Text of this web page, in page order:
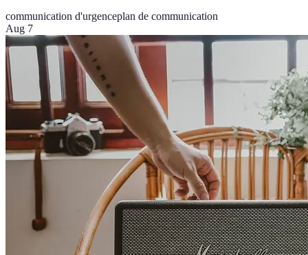
communication d'urgenceplan de communication
Aug 7